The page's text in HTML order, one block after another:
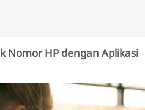
Nomor HP dengan Aplikasi